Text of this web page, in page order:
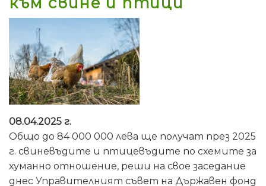
08.04.2025 г.
Общо до 84 000 000 лева ще получат през 2025
г. свиневъдите и птицевъдите по схемите за
хуманно отношение, реши на свое заседание
днес Управителният съвет на Държавен фонд